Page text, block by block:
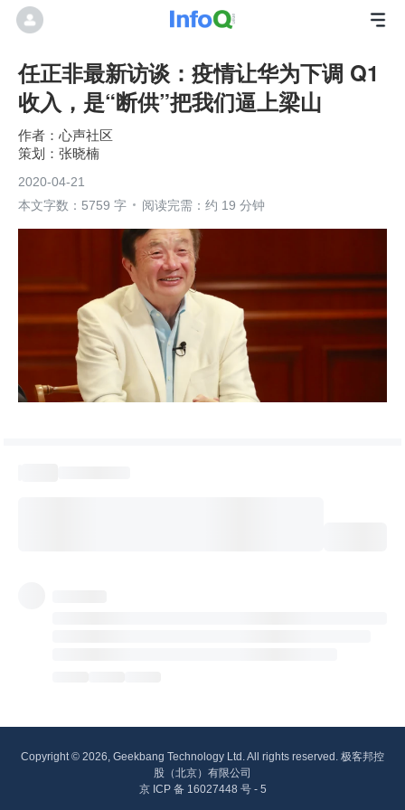
任正非最新访谈：疫情让华为下调 Q1
收入，是“断供”把我们逼上梁山
心声社区
张晓楠
2020-04-21
本文字数：5759 字
阅读完需：约 19 分钟
Copyright © 2026, Geekbang Technology Ltd. All rights reserved. 极客邦控
股（北京）有限公司
京 ICP 备 16027448 号 - 5